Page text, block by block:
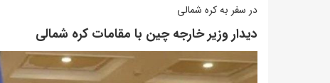
در سفر به کره شمالی
دیدار وزیر خارجه چین با مقامات کره شمالی